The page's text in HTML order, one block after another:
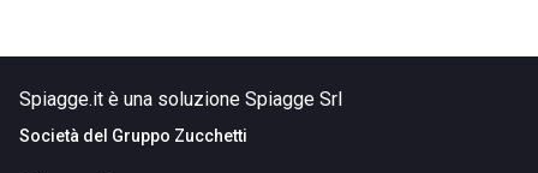
Spiagge.it è una soluzione Spiagge Srl
Società del Gruppo Zucchetti